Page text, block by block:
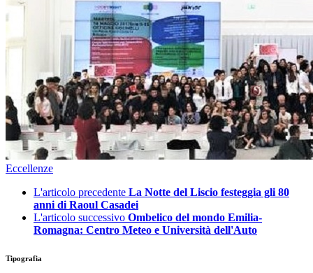
Eccellenze
L'articolo precedente La Notte del Liscio festeggia gli 80
anni di Raoul Casadei
L'articolo successivo Ombelico del mondo Emilia-
Romagna: Centro Meteo e Università dell'Auto
Tipografia